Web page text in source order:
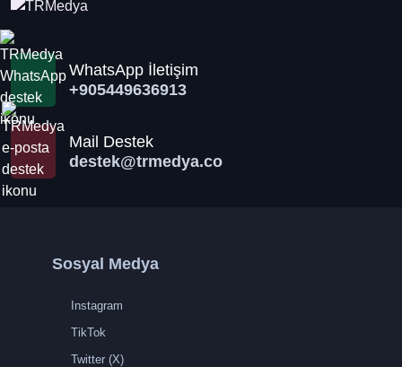
WhatsApp İletişim
+905449636913
Mail Destek
destek@trmedya.co
Sosyal Medya
Instagram
TikTok
Twitter (X)